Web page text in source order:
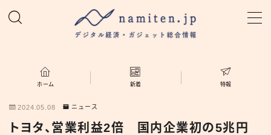
ホームホーム 新着 特報
2024.05.08 ニュース
トヨタ、営業利益2倍 国内企業初の5兆円